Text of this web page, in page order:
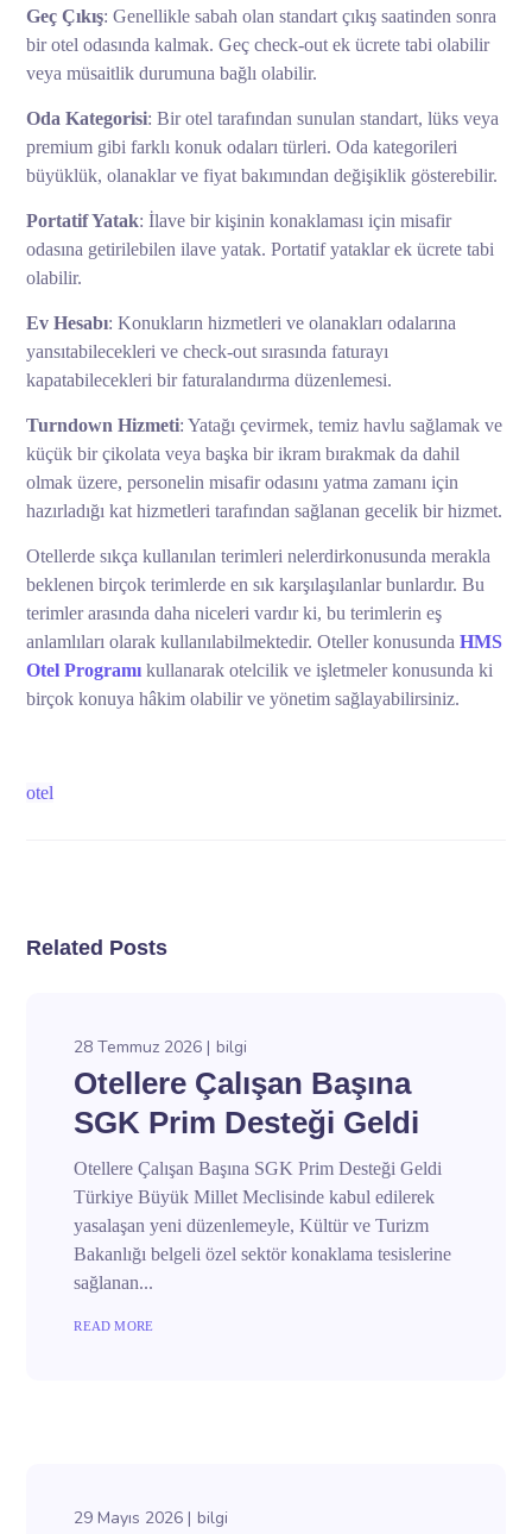
Geç Çıkış: Genellikle sabah olan standart çıkış saatinden sonra
bir otel odasında kalmak. Geç check-out ek ücrete tabi olabilir
veya müsaitlik durumuna bağlı olabilir.
Oda Kategorisi: Bir otel tarafından sunulan standart, lüks veya
premium gibi farklı konuk odaları türleri. Oda kategorileri
büyüklük, olanaklar ve fiyat bakımından değişiklik gösterebilir.
Portatif Yatak: İlave bir kişinin konaklaması için misafir
odasına getirilebilen ilave yatak. Portatif yataklar ek ücrete tabi
olabilir.
Ev Hesabı: Konukların hizmetleri ve olanakları odalarına
yansıtabilecekleri ve check-out sırasında faturayı
kapatabilecekleri bir faturalandırma düzenlemesi.
Turndown Hizmeti: Yatağı çevirmek, temiz havlu sağlamak ve
küçük bir çikolata veya başka bir ikram bırakmak da dahil
olmak üzere, personelin misafir odasını yatma zamanı için
hazırladığı kat hizmetleri tarafından sağlanan gecelik bir hizmet.
Otellerde sıkça kullanılan terimleri nelerdirkonusunda merakla
beklenen birçok terimlerde en sık karşılaşılanlar bunlardır. Bu
terimler arasında daha niceleri vardır ki, bu terimlerin eş
anlamlıları olarak kullanılabilmektedir. Oteller konusundaHMS
Otel Programı kullanarak otelcilik ve işletmeler konusunda ki
birçok konuya hâkim olabilir ve yönetim sağlayabilirsiniz.
otel
Related Posts
28 Temmuz 2026 bilgi
Otellere Çalışan Başına
SGK Prim Desteği Geldi
Otellere Çalışan Başına SGK Prim Desteği Geldi
Türkiye Büyük Millet Meclisinde kabul edilerek
yasalaşan yeni düzenlemeyle, Kültür ve Turizm
Bakanlığı belgeli özel sektör konaklama tesislerine
sağlanan...
READ MORE
29 Mayıs 2026 bilgi